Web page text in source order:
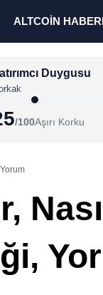
ALTCOİN
Duygusu
/100Aşırı Korku